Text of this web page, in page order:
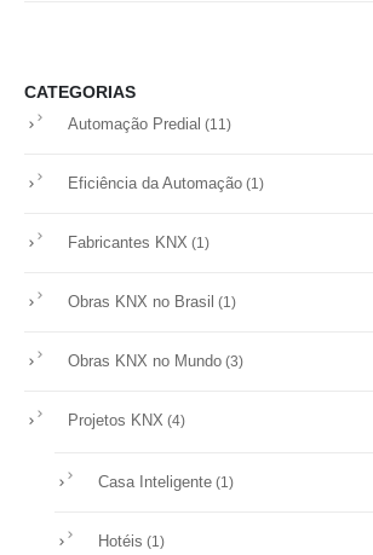
CATEGORIAS
Automação Predial (11)
Eficiência da Automação (1)
Fabricantes KNX (1)
Obras KNX no Brasil (1)
Obras KNX no Mundo (3)
Projetos KNX (4)
Casa Inteligente (1)
Hotéis (1)